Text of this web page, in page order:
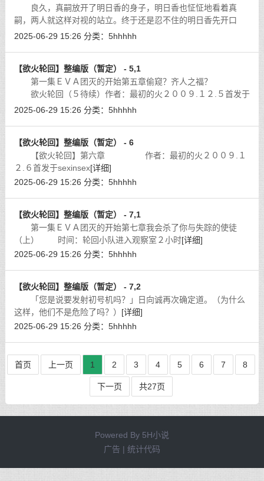
良久，真嗣放开了明日香的身子，明日香也怔怔地看着真
嗣，两人就这样对视的站立。终于还是忍不住的明日香先开口
道：「好…不过…算了…」明日香有些黯然的摇了摇头。
2025-06-29 15:26 分类： 5hhhhh
【欲火轮回】整编版（暂定） - 5,1
第一集ＥＶＡ团灭的开始第五章偷窥？齐人之福？
欲火轮回（５待续）作者：最初的火２００９.１２.５首发于
ｓｅｘｉｎｓｅｘ[详细]
2025-06-29 15:26 分类： 5hhhhh
【欲火轮回】整编版（暂定） - 6
【欲火轮回】第六章 作者：最初的火２００９.１
２.６首发于sexinsex[详细]
2025-06-29 15:26 分类： 5hhhhh
【欲火轮回】整编版（暂定） - 7,1
第一集ＥＶＡ团灭的开始第七章我会杀了你与失踪的使徒
（上） 时间：轮回小队进入观察室２小时[详细]
2025-06-29 15:26 分类： 5hhhhh
【欲火轮回】整编版（暂定） - 7,2
「您是说要发射初号机吗？」日向诚再次确定道。（为什么
这样，他们不是危险了吗？） [详细]
2025-06-29 15:26 分类： 5hhhhh
首页 上一页 1 2 3 4 5 6 7 8
下一页 共27页
Powered By 5H小说
广告 | 统计代码